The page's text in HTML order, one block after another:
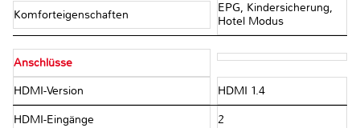
Komforteigenschaften
EPG, Kindersicherung,
Hotel Modus
Anschlüsse
HDMI-Version HDMI 1.4
HDMI-Eingänge 2